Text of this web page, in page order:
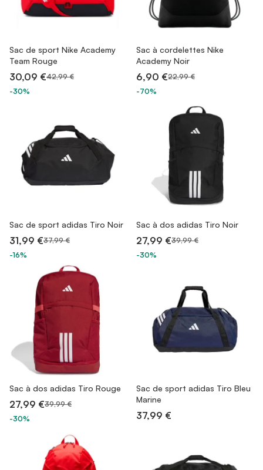
Sac de sport Nike Academy
Team Rouge
30,09 €42,99 €
-30%
Sac à cordelettes Nike
Academy Noir
6,90 €22,99 €
-70%
Sac de sport adidas Tiro Noir
31,99 €37,99 €
-16%
Sac à dos adidas Tiro Noir
27,99 €39,99 €
-30%
Sac à dos adidas Tiro Rouge
27,99 €39,99 €
-30%
Sac de sport adidas Tiro Bleu
Marine
37,99 €